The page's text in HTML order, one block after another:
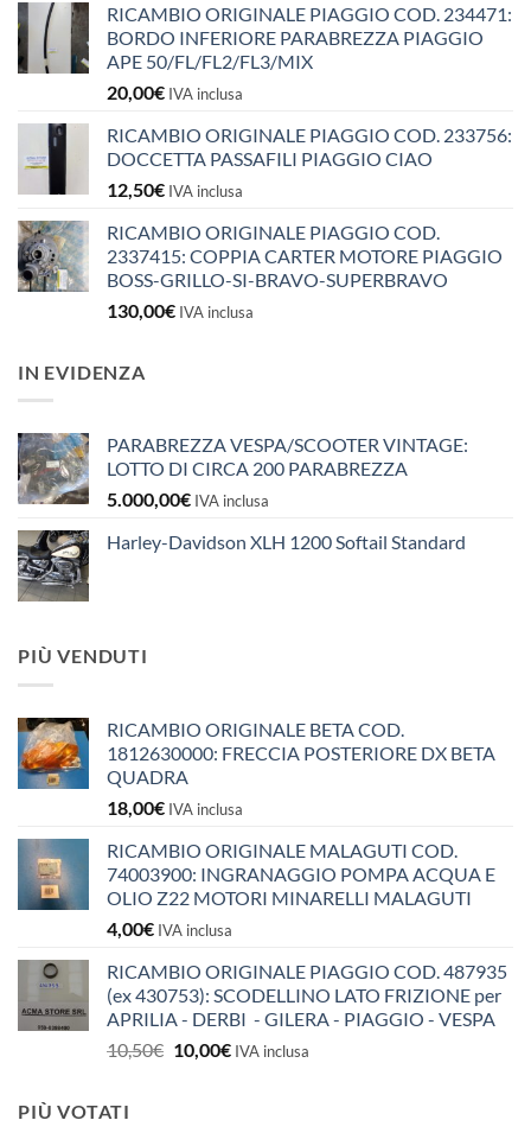
RICAMBIO ORIGINALE PIAGGIO COD. 234471:
BORDO INFERIORE PARABREZZA PIAGGIO
APE 50/FL/FL2/FL3/MIX
20,00€ IVA inclusa
RICAMBIO ORIGINALE PIAGGIO COD. 233756:
DOCCETTA PASSAFILI PIAGGIO CIAO
12,50€ IVA inclusa
RICAMBIO ORIGINALE PIAGGIO COD.
2337415: COPPIA CARTER MOTORE PIAGGIO
BOSS-GRILLO-SI-BRAVO-SUPERBRAVO
130,00€ IVA inclusa
IN EVIDENZA
PARABREZZA VESPA/SCOOTER VINTAGE:
LOTTO DI CIRCA 200 PARABREZZA
5.000,00€ IVA inclusa
Harley-Davidson XLH 1200 Softail Standard
PIÙ VENDUTI
RICAMBIO ORIGINALE BETA COD.
1812630000: FRECCIA POSTERIORE DX BETA
QUADRA
18,00€ IVA inclusa
RICAMBIO ORIGINALE MALAGUTI COD.
74003900: INGRANAGGIO POMPA ACQUA E
OLIO Z22 MOTORI MINARELLI MALAGUTI
4,00€ IVA inclusa
RICAMBIO ORIGINALE PIAGGIO COD. 487935
(ex 430753): SCODELLINO LATO FRIZIONE per
APRILIA - DERBI - GILERA - PIAGGIO - VESPA
10,50€ Il
10,00€IlIVA inclusa
PIÙ VOTATI